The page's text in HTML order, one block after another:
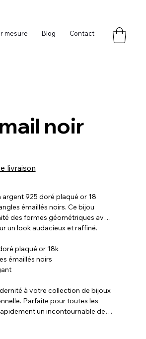
mesure Blog Contact
noir
livraison
925 doré plaqué or 18
émaillés noirs. Ce bijou
des formes géométriques avec
un look audacieux et raffiné.
plaqué or 18k
émaillés noirs
à votre collection de bijoux
Parfaite pour toutes les
un incontournable de